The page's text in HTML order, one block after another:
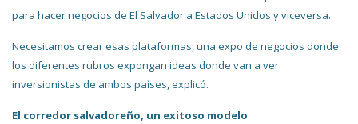
para hacer negocios de El Salvador a Estados Unidos y viceversa.
Necesitamos crear esas plataformas, una expo de negocios donde
los diferentes rubros expongan ideas donde van a ver
inversionistas de ambos países, explicó.
El corredor salvadoreño, un exitoso modelo